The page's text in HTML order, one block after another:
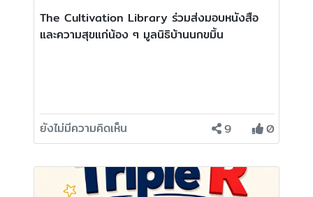
The Cultivation Library ร่วมส่งมอบหนังสือ
และความสุขแก่น้อง ๆ มูลนิธิบ้านนกขมิ้น
ยังไม่มีความคิดเห็น 9 0